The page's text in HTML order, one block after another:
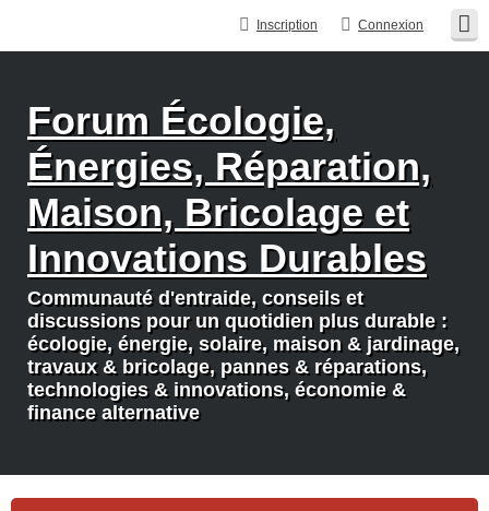
Connexion
Inscription
Forum Écologie,
Énergies, Réparation,
Maison, Bricolage et
Innovations Durables
Communauté d'entraide, conseils et
discussions pour un quotidien plus durable :
écologie, énergie, solaire, maison & jardinage,
travaux & bricolage, pannes & réparations,
technologies & innovations, économie &
finance alternative